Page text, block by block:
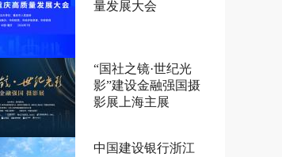
量发展大会
“国社之镜·世纪光
影”建设金融强国摄
影展上海主展
中国建设银行浙江